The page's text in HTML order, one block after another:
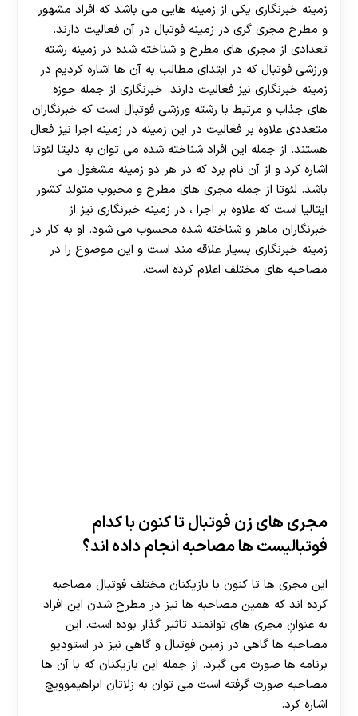
زمینه خبرنگاری یکی از زمینه هایی می باشد که افراد مشهور
و مطرح مجری گری در زمینه فوتبال در آن فعالیت دارند.
تعدادی از مجری های مطرح و شناخته شده در زمینه رشته
ورزشی فوتبال که در ابتدای مطالب به آن ها اشاره کردیم در
زمینه خبرنگاری نیز فعالیت دارند. خبرنگاری از جمله حوزه
های جذاب و مرتبط با رشته ورزشی فوتبال است که خبرنگاران
متعددی علاوه بر فعالیت در این زمینه در زمینه اجرا نیز فعال
هستند. از جمله این افراد شناخته شده می توان به دلیتا لئوتا
اشاره کرد و از آن نام برد که در هر دو زمینه مشغول می
باشد. لئوتا از جمله مجری های مطرح و محبوب متولد کشور
ایتالیا است که علاوه بر اجرا ، در زمینه خبرنگاری نیز از
خبرنگاران ماهر و شناخته شده محسوب می شود. او به کار در
زمینه خبرنگاری بسیار علاقه مند است و این موضوع را در
مصاحبه های مختلف اعلام کرده است.
مجری های زن فوتبال تا کنون با کدام
فوتبالیست ها مصاحبه انجام داده اند؟
این مجری ها تا کنون با بازیکنان مختلف فوتبال مصاحبه
کرده اند که همین مصاحبه ها نیز در مطرح شدن این افراد
به عنوانِ مجری های توانمند تاثیر گذار بوده است. این
مصاحبه ها گاهی در زمین فوتبال و گاهی نیز در استودیو
برنامه ها صورت می گیرد. از جمله این بازیکنان که با آن ها
مصاحبه صورت گرفته است می توان به زلاتان ابراهیموویچ
اشاره کرد.